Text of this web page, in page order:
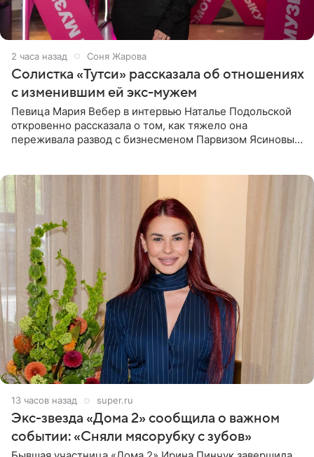
2 часа назад Соня Жарова
Солистка «Тутси» рассказала об отношениях
с изменившим ей экс-мужем
Певица Мария Вебер в интервью Наталье Подольской
откровенно рассказала о том, как тяжело она
переживала развод с бизнесменом Парвизом Ясиновым.
13 часов назад super.ru
Экс-звезда «Дома 2» сообщила о важном
событии: «Сняли мясорубку с зубов»